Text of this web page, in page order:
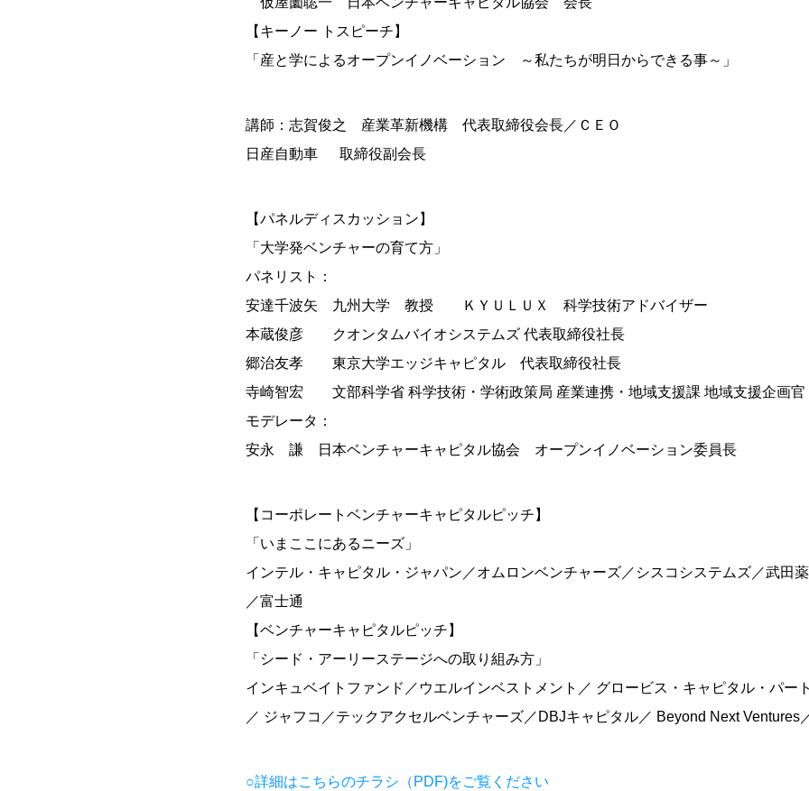
【キーノー トスピーチ】
「産と学によるオープンイノベーション ～私たちが明日からできる事～」
講師：志賀俊之 産業革新機構 代表取締役会長／ＣＥＯ
日産自動車 取締役副会長
【パネルディスカッション】
「大学発ベンチャーの育て方」
パネリスト：
安達千波矢 九州大学 教授 ＫＹＵＬＵＸ 科学技術アドバイザー
本蔵俊彦 クオンタムバイオシステムズ 代表取締役社長
郷治友孝 東京大学エッジキャピタル 代表取締役社長
寺崎智宏 文部科学省 科学技術・学術政策局 産業連携・地域支援課 地域支援企画官
モデレータ：
安永 謙 日本ベンチャーキャピタル協会 オープンイノベーション委員長
【コーポレートベンチャーキャピタルピッチ】
「いまここにあるニーズ」
インテル・キャピタル・ジャパン／オムロンベンチャーズ／シスコシステムズ／武田
／富士通
【ベンチャーキャピタルピッチ】
「シード・アーリーステージへの取り組み方」
インキュベイトファンド／ウエルインベストメント／ グロービス・キャピタル・パー
／ ジャフコ／テックアクセルベンチャーズ／DBJキャピタル／ Beyond Next Ventures
○詳細はこちらのチラシ（PDF)をご覧ください